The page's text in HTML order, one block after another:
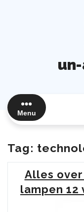
Menu
Tag:
Alles
lampen